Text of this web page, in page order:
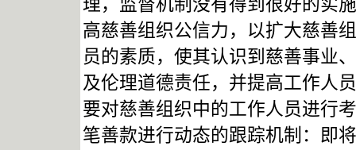
高慈善组织公信力，以扩大慈善
员的素质，使其认识到慈善事业
及伦理道德责任，并提高工作人
要对慈善组织中的工作人员进行
笔善款进行动态的跟踪机制：即